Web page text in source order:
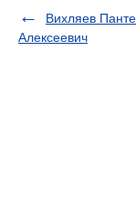
Вихляев
Алексеевич